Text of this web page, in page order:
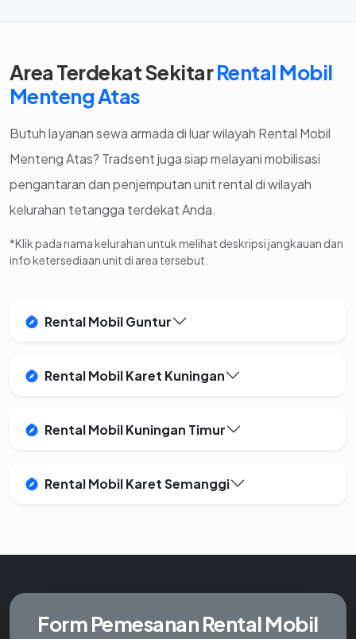
Area Terdekat SekitarRental Mobil
Menteng Atas
Butuh layanan sewa armada di luar wilayah Rental Mobil
Menteng Atas? Tradsent juga siap melayani mobilisasi
pengantaran dan penjemputan unit rental di wilayah
kelurahan tetangga terdekat Anda.
*Klik pada nama kelurahan untuk melihat deskripsi jangkauan dan
info ketersediaan unit di area tersebut.
Rental Mobil Guntur
Rental Mobil Karet Kuningan
Rental Mobil Kuningan Timur
Rental Mobil Karet Semanggi
Form PemesananRental Mobil